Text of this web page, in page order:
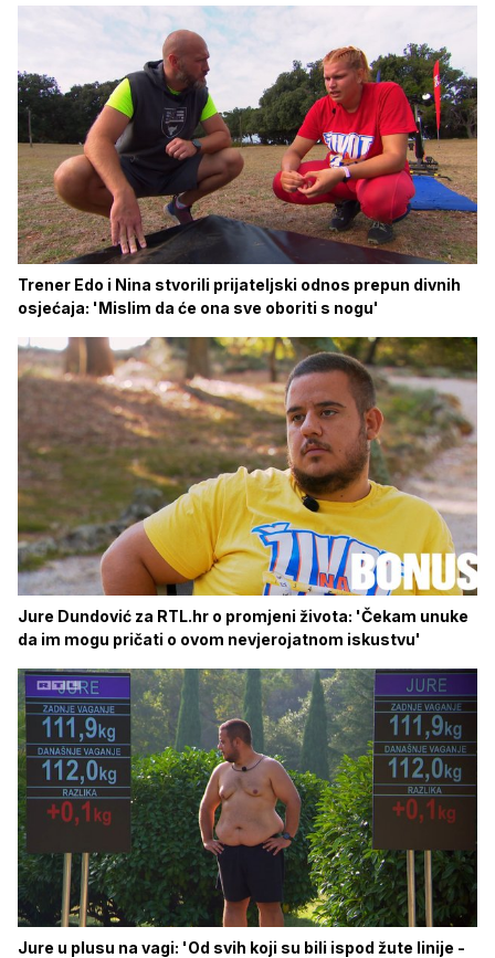
Trener Edo i Nina stvorili prijateljski odnos prepun divnih
osjećaja: 'Mislim da će ona sve oboriti s nogu'
Jure Dundović za RTL.hr o promjeni života: 'Čekam unuke
da im mogu pričati o ovom nevjerojatnom iskustvu'
Jure u plusu na vagi: 'Od svih koji su bili ispod žute linije -